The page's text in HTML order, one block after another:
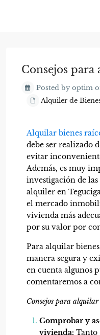
Consejos para
Posted by optim
Alquiler de
Alquilar bienes
debe ser realizado
evitar
Además, es muy
investigación de las
alquiler en
el mercado
vivienda más
por su valor por
Para alquilar
manera segura y
en cuenta algunos
comentaremos a
Consejos para
Comprobar y
vivienda: Tanto